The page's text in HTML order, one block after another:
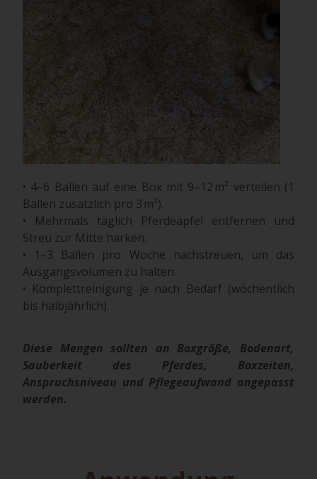
• 4–6 Ballen auf eine Box mit 9–12 m² verteilen (1
Ballen zusätzlich pro 3 m²).
• Mehrmals täglich Pferdeäpfel entfernen und
Streu zur Mitte harken.
• 1–3 Ballen pro Woche nachstreuen, um das
Ausgangsvolumen zu halten.
• Komplettreinigung je nach Bedarf (wöchentlich
bis halbjährlich).
Diese Mengen sollten an Boxgröße, Bodenart,
Sauberkeit des Pferdes, Boxzeiten,
Anspruchsniveau und Pflegeaufwand angepasst
werden.